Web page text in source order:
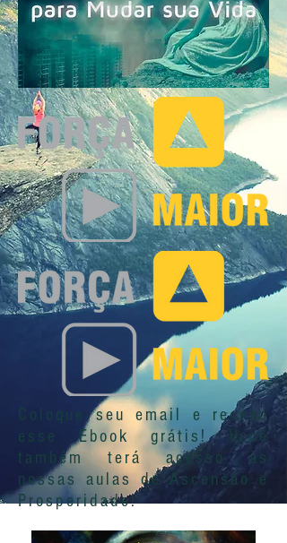
Coloque seu email e receba
esse Ebook grátis! Você
também terá acesso às
nossas aulas de Ascensão e
Prosperidade!